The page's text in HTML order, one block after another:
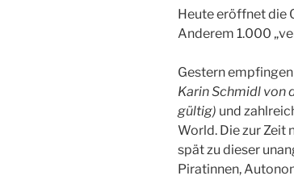
Heute eröffnet die
Anderem 1.000
Gestern
Karin Schmidl von
gültig) und
World. Die zur Zeit
spät zu dieser
Piratinnen,